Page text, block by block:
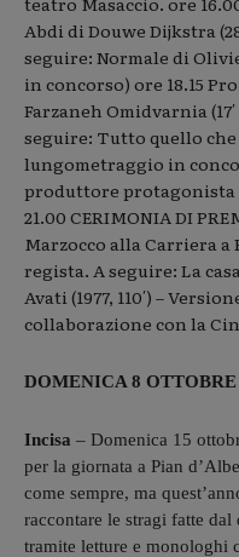
Abdi di Douwe Dijkstra
seguire: Normale di
in concorso) ore 18.15
Farzaneh Omidvarnia
seguire: Tutto quello che
lungometraggio in
produttore protagonista
21.00 CERIMONIA DI
Marzocco alla Carriera a
regista. A seguire: La
Avati (1977, 110′) –
collaborazione con la
DOMENICA 8 OTTOBRE
Incisa – Domenica 15
per la giornata a Pian
come sempre, ma
raccontare le stragi fatte
tramite letture e monologhi